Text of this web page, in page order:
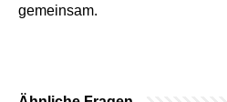
gemeinsam.